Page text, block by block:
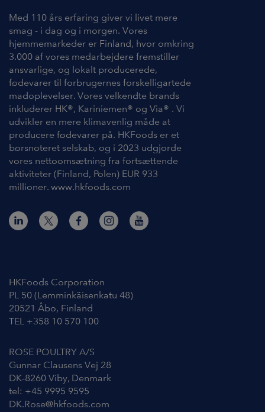
Med 110 års erfaring giver vi livet mere
smag - i dag og i morgen. Vores
hjemmemarkeder er Finland, hvor omkring
3.000 af vores medarbejdere fremstiller
ansvarlige, og lokalt producerede,
fødevarer til forbrugernes forskelligartede
madoplevelser. Vores velkendte brands
inkluderer HK®, Kariniemen® og Via® . Vi
udvikler en mere klimavenlig måde at
producere fødevarer på. HKFoods er et
børsnoteret selskab, og i 2023 udgjorde
vores nettoomsætning fra fortsættende
aktiviteter (Finland, Polen) EUR 933
millioner. www.hkfoods.com
HKFoods Corporation
PL 50 (Lemminkäisenkatu 48)
20521 Åbo, Finland
TEL +358 10 570 100
ROSE POULTRY A/S
Gunnar Clausens Vej 28
DK-8260 Viby, Denmark
tel: +45 9995 9595
DK.Rose@hkfoods.com